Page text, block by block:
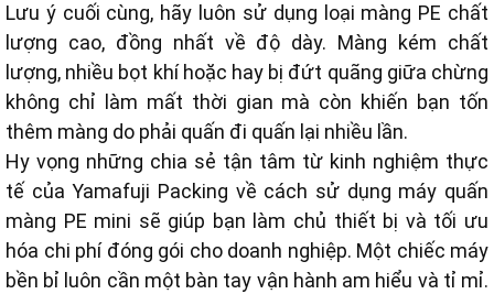
Lưu ý cuối cùng, hãy luôn sử dụng loại màng PE chất
lượng cao, đồng nhất về độ dày. Màng kém chất
lượng, nhiều bọt khí hoặc hay bị đứt quãng giữa chừng
không chỉ làm mất thời gian mà còn khiến bạn tốn
thêm màng do phải quấn đi quấn lại nhiều lần.
Hy vọng những chia sẻ tận tâm từ kinh nghiệm thực
tế của Yamafuji Packing về cách sử dụng máy quấn
màng PE mini sẽ giúp bạn làm chủ thiết bị và tối ưu
hóa chi phí đóng gói cho doanh nghiệp. Một chiếc máy
bền bỉ luôn cần một bàn tay vận hành am hiểu và tỉ mỉ.